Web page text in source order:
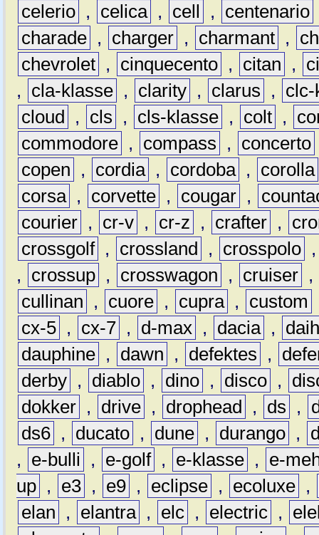
celerio , celica , cell , centenario
charade , charger , charmant ,
chevrolet , cinquecento , citan ,
,
cla-klasse , clarity , clarus ,
clc-
cloud
, cls , cls-klasse , colt ,
commodore , compass , concerto
copen
, cordia , cordoba ,
corolla
corsa , corvette , cougar ,
courier , cr-v , cr-z , crafter ,
crossgolf , crossland , crosspolo
,
crossup , crosswagon , cruiser ,
cullinan
, cuore , cupra , custom
cx-5 , cx-7 , d-max , dacia ,
dauphine , dawn , defektes ,
derby , diablo , dino , disco ,
dokker , drive , drophead , ds ,
ds6 , ducato , dune , durango ,
,
e-bulli , e-golf , e-klasse ,
e-
up , e3 , e9 , eclipse , ecoluxe ,
elan
, elantra , elc , electric ,